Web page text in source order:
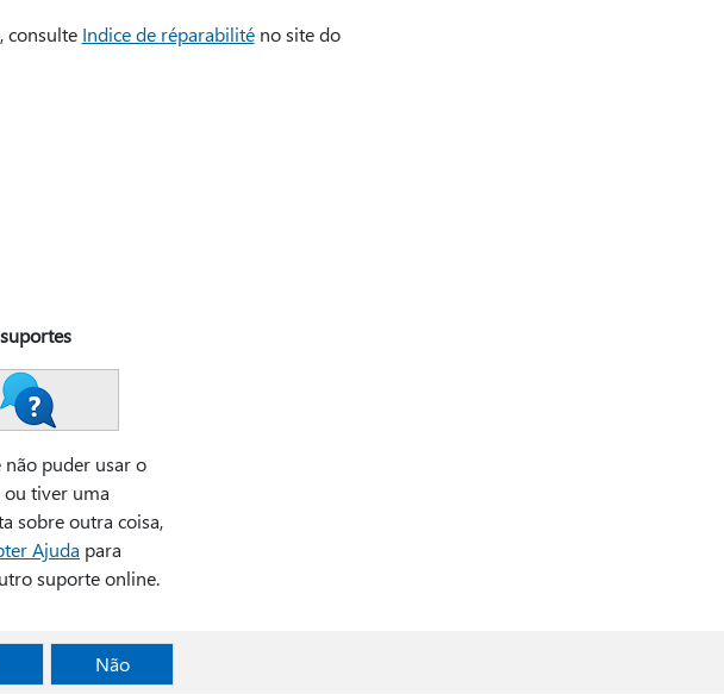
consulte Indice de réparabiliténo site do
não puder usar o
ou tiver uma
sobre outra coisa,
Ajuda para
suporte online.
Não